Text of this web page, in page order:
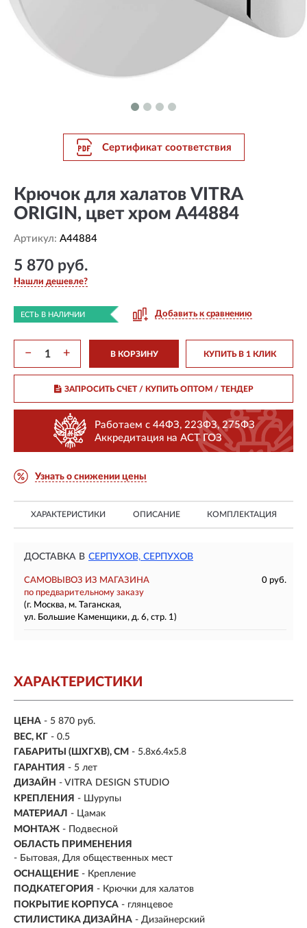
Сертификат соответствия
Крючок для халатов VITRA
ORIGIN, цвет хром A44884
Артикул: A44884
5 870 руб.
Нашли дешевле?
ЕСТЬ В НАЛИЧИИ Добавить к сравнению
− + В КОРЗИНУ КУПИТЬ В 1 КЛИК
ЗАПРОСИТЬ СЧЕТ / КУПИТЬ ОПТОМ/ ТЕНДЕР
Работаем с 44ФЗ, 223ФЗ, 275ФЗ
Аккредитация на АСТ ГОЗ
Узнать о снижении цены
ХАРАКТЕРИСТИКИ ОПИСАНИЕ КОМПЛЕКТАЦИЯ
ДОСТАВКА В СЕРПУХОВ, СЕРПУХОВ
САМОВЫВОЗ ИЗ МАГАЗИНА
0 руб.
по предварительному заказу
(г. Москва, м. Таганская,
ул. Большие Каменщики, д. 6, стр. 1)
ХАРАКТЕРИСТИКИ
ЦЕНА - 5 870 руб.
ВЕС, КГ - 0.5
ГАБАРИТЫ (ШХГХВ), СМ - 5.8х6.4х5.8
ГАРАНТИЯ - 5 лет
ДИЗАЙН - VITRA DESIGN STUDIO
КРЕПЛЕНИЯ - Шурупы
МАТЕРИАЛ - Цамак
МОНТАЖ - Подвесной
ОБЛАСТЬ ПРИМЕНЕНИЯ
- Бытовая, Для общественных мест
ОСНАЩЕНИЕ - Крепление
ПОДКАТЕГОРИЯ - Крючки для халатов
ПОКРЫТИЕ КОРПУСА - глянцевое
СТИЛИСТИКА ДИЗАЙНА - Дизайнерский